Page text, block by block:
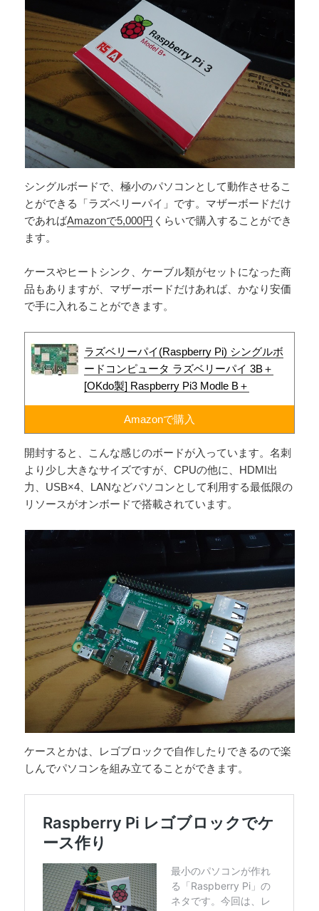
シングルボードで、極小のパソコンとして動作させるこ
とができる「ラズベリーパイ」です。マザーボードだけ
であればAmazonで5,000円 くらいで購入することができ
ます。
ケースやヒートシンク、ケーブル類がセットになった商
品もありますが、マザーボードだけあれば、かなり安価
で手に入れることができます。
ラズベリーパイ(‎Raspberry Pi) シングルボ
ードコンピュータ ラズベリーパイ 3B＋
[OKdo製] Raspberry Pi3 Modle B＋
Amazonで購入
開封すると、こんな感じのボードが入っています。名刺
より少し大きなサイズですが、CPUの他に、HDMI出
力、USB×4、LANなどパソコンとして利用する最低限の
リソースがオンボードで搭載されています。
ケースとかは、レゴブロックで自作したりできるので楽
しんでパソコンを組み立てることができます。